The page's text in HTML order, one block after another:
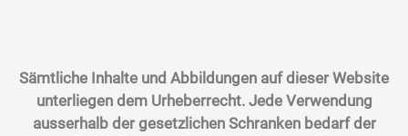
Sämtliche Inhalte und Abbildungen auf dieser Website
unterliegen dem Urheberrecht. Jede Verwendung
ausserhalb der gesetzlichen Schranken bedarf der